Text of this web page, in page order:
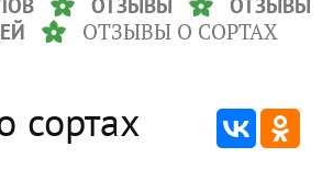
ОТЗЫВЫ
ОТЗЫВЫ
ОТЗЫВЫ О СОРТАХ
сортах